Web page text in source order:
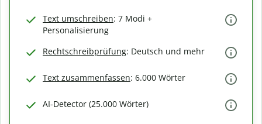
Text umschreiben: 7 Modi +
Personalisierung
Rechtschreibprüfung: Deutsch und mehr
Text zusammenfassen: 6.000 Wörter
AI-Detector (25.000 Wörter)